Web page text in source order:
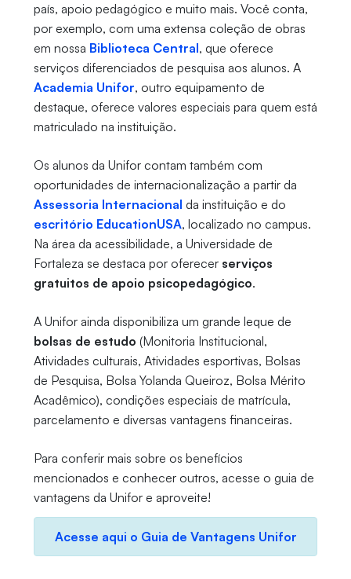
país, apoio pedagógico e muito mais. Você conta,
por exemplo, com uma extensa coleção de obras
em nossa Biblioteca Central, que oferece
serviços diferenciados de pesquisa aos alunos. A
Academia Unifor, outro equipamento de
destaque, oferece valores especiais para quem está
matriculado na instituição.
Os alunos da Unifor contam também com
oportunidades de internacionalização a partir da
Assessoria Internacional da instituição e do
escritório EducationUSA, localizado no campus.
Na área da acessibilidade, a Universidade de
Fortaleza se destaca por oferecer serviços
gratuitos de apoio psicopedagógico.
A Unifor ainda disponibiliza um grande leque de
bolsas de estudo (Monitoria Institucional,
Atividades culturais, Atividades esportivas, Bolsas
de Pesquisa, Bolsa Yolanda Queiroz, Bolsa Mérito
Acadêmico), condições especiais de matrícula,
parcelamento e diversas vantagens financeiras.
Para conferir mais sobre os benefícios
mencionados e conhecer outros, acesse o guia de
vantagens da Unifor e aproveite!
Acesse aqui o Guia de Vantagens Unifor